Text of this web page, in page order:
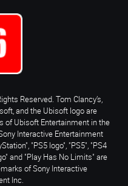
Reserved. Tom Clancy’s,
and the Ubisoft logo are
of Ubisoft Entertainment in the
Interactive Entertainment
"PS5 logo", "PS5", "PS4
and "Play Has No Limits" are
of Sony Interactive
Inc.